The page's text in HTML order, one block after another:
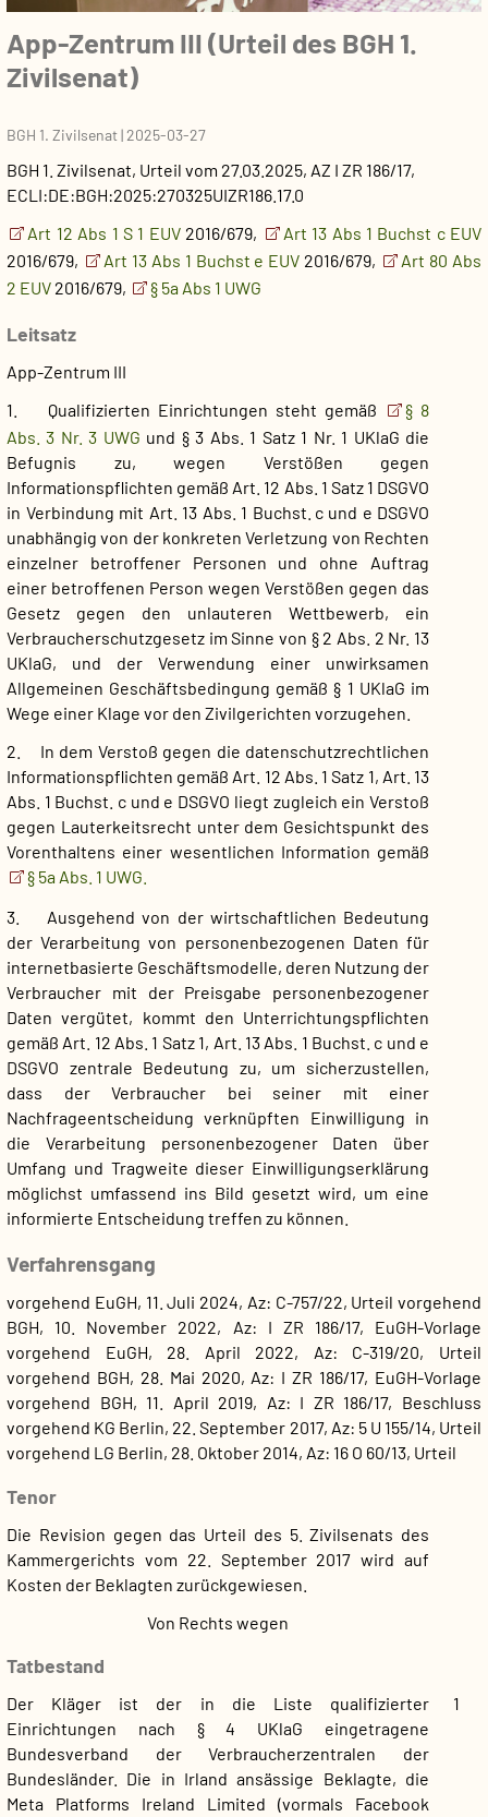
App-Zentrum III (Urteil des BGH 1.
Zivilsenat)
BGH 1. Zivilsenat|2025-03-27
BGH 1. Zivilsenat, Urteil vom 27.03.2025, AZ I ZR 186/17,
ECLI:DE:BGH:2025:270325UIZR186.17.0
Art 12 Abs 1 S 1 EUV 2016/679,
Art 13 Abs 1 Buchst c EUV
2016/679,
Art 13 Abs 1 Buchst e EUV 2016/679,
Art 80 Abs
2 EUV 2016/679, § 5a Abs 1 UWG
Leitsatz
App-Zentrum III
1. Qualifizierten Einrichtungen steht gemäß
§ 8
Abs. 3 Nr. 3 UWG und § 3 Abs. 1 Satz 1 Nr. 1 UKlaG die
Befugnis zu, wegen Verstößen gegen
Informationspflichten gemäß Art. 12 Abs. 1 Satz 1 DSGVO
in Verbindung mit Art. 13 Abs. 1 Buchst. c und e DSGVO
unabhängig von der konkreten Verletzung von Rechten
einzelner betroffener Personen und ohne Auftrag
einer betroffenen Person wegen Verstößen gegen das
Gesetz gegen den unlauteren Wettbewerb, ein
Verbraucherschutzgesetz im Sinne von § 2 Abs. 2 Nr. 13
UKlaG, und der Verwendung einer unwirksamen
Allgemeinen Geschäftsbedingung gemäß § 1 UKlaG im
Wege einer Klage vor den Zivilgerichten vorzugehen.
2. In dem Verstoß gegen die datenschutzrechtlichen
Informationspflichten gemäß Art. 12 Abs. 1 Satz 1, Art. 13
Abs. 1 Buchst. c und e DSGVO liegt zugleich ein Verstoß
gegen Lauterkeitsrecht unter dem Gesichtspunkt des
Vorenthaltens einer wesentlichen Information gemäß
§ 5a Abs. 1 UWG.
3. Ausgehend von der wirtschaftlichen Bedeutung
der Verarbeitung von personenbezogenen Daten für
internetbasierte Geschäftsmodelle, deren Nutzung der
Verbraucher mit der Preisgabe personenbezogener
Daten vergütet, kommt den Unterrichtungspflichten
gemäß Art. 12 Abs. 1 Satz 1, Art. 13 Abs. 1 Buchst. c und e
DSGVO zentrale Bedeutung zu, um sicherzustellen,
dass der Verbraucher bei seiner mit einer
Nachfrageentscheidung verknüpften Einwilligung in
die Verarbeitung personenbezogener Daten über
Umfang und Tragweite dieser Einwilligungserklärung
möglichst umfassend ins Bild gesetzt wird, um eine
informierte Entscheidung treffen zu können.
Verfahrensgang
vorgehend EuGH, 11. Juli 2024, Az: C-757/22, Urteil vorgehend
BGH, 10. November 2022, Az: I ZR 186/17, EuGH-Vorlage
vorgehend EuGH, 28. April 2022, Az: C-319/20, Urteil
vorgehend BGH, 28. Mai 2020, Az: I ZR 186/17, EuGH-Vorlage
vorgehend BGH, 11. April 2019, Az: I ZR 186/17, Beschluss
vorgehend KG Berlin, 22. September 2017, Az: 5 U 155/14, Urteil
vorgehend LG Berlin, 28. Oktober 2014, Az: 16 O 60/13, Urteil
Tenor
Die Revision gegen das Urteil des 5. Zivilsenats des
Kammergerichts vom 22. September 2017 wird auf
Kosten der Beklagten zurückgewiesen.
Von Rechts wegen
Tatbestand
1
Der Kläger ist der in die Liste qualifizierter
Einrichtungen nach § 4 UKlaG eingetragene
Bundesverband der Verbraucherzentralen der
Bundesländer. Die in Irland ansässige Beklagte, die
Meta Platforms Ireland Limited (vormals Facebook